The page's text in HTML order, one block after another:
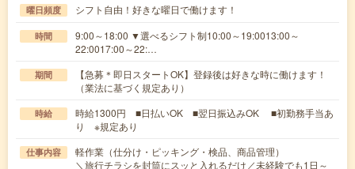
曜日頻度 シフト自由！好きな曜日で働けます！
時間
9:00～18:00 ▼選べるシフト制10:00～19:0013:00～
22:0017:00～22:…
期間
【急募＊即日スタートOK】登録後は好きな時に働けます！
（業法に基づく規定あり）
時給
時給1300円 ■日払いOK ■翌日振込みOK ■初勤務手当あ
り ※規定あり
仕事内容
軽作業（仕分け・ピッキング・検品、商品管理）
＼旅行チラシを封筒にスッと入れるだけ／未経験でも1日～